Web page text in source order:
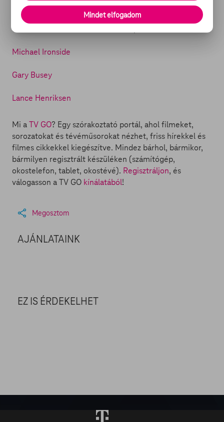
Illusztráció: Hollywoodactors.xyz / Picsofcelebrities.com
Olvass más sztenderd mellékszereplőkről is:
Michael Ironside
Gary Busey
Lance Henriksen
Mi aTV GO? Egy szórakoztató portál, ahol filmeket,
sorozatokat és tévéműsorokat nézhet, friss hírekkel és
filmes cikkekkel kiegészítve. Mindez bárhol, bármikor,
bármilyen regisztrált készüléken (számítógép,
okostelefon, tablet, okostévé). Regisztráljon, és
válogasson a TV GO kínálatából!
Megosztom
AJÁNLATAINK
EZ IS ÉRDEKELHET
Mindet elfogadom